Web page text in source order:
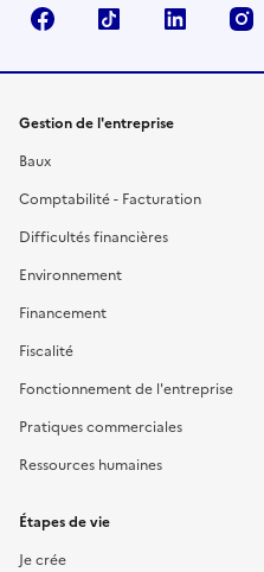
FacebookTikTok Linkedin
Gestion de l'entreprise
Baux
Comptabilité - Facturation
Difficultés financières
Environnement
Financement
Fiscalité
Fonctionnement de l'entreprise
Pratiques commerciales
Ressources humaines
Étapes de vie
Je crée